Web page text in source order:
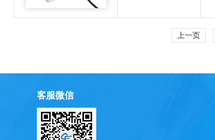
上一页
客服微信